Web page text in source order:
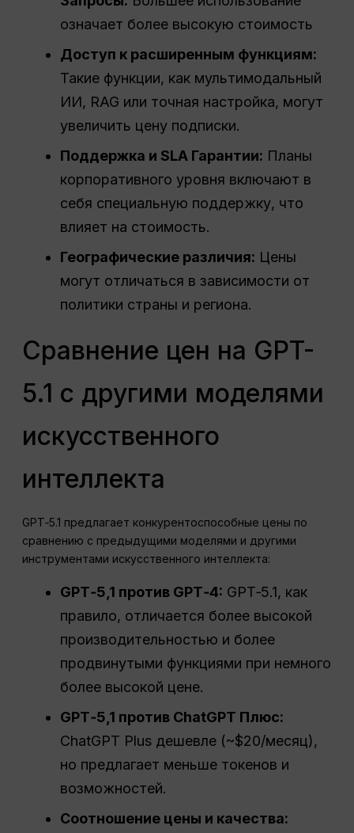
означает более высокую стоимость
Доступ к расширенным функциям:
Такие функции, как мультимодальный
ИИ, RAG или точная настройка, могут
увеличить цену подписки.
Поддержка иSLA Гарантии: Планы
корпоративного уровня включают в
себя специальную поддержку, что
влияет на стоимость.
Географические различия: Цены
могут отличаться в зависимости от
политики страны и региона.
Сравнение цен на GPT-
5.1 с другими моделями
искусственного
интеллекта
GPT‑5.1 предлагает конкурентоспособные цены по
сравнению с предыдущими моделями и другими
инструментами искусственного интеллекта:
GPT‑5,1 против GPT‑4: GPT‑5.1, как
правило, отличается более высокой
производительностью и более
продвинутыми функциями при немного
более высокой цене.
GPT‑5,1 против ChatGPT Плюс:
ChatGPT Plus дешевле (~$20/месяц),
но предлагает меньше токенов и
возможностей.
Соотношение цены и качества: